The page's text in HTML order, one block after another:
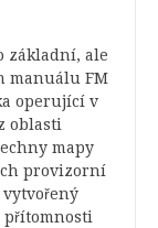
základní, ale
manuálu FM
operující v
oblasti
mapy
provizorní
přítomnosti